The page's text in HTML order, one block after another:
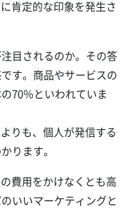
肯定的な印象を発生さ
目されるのか。その答
す。商品やサービスの
70％といわれていま
りも、個人が発信する
ります。
費用をかけなくとも高
いいマーケティングと